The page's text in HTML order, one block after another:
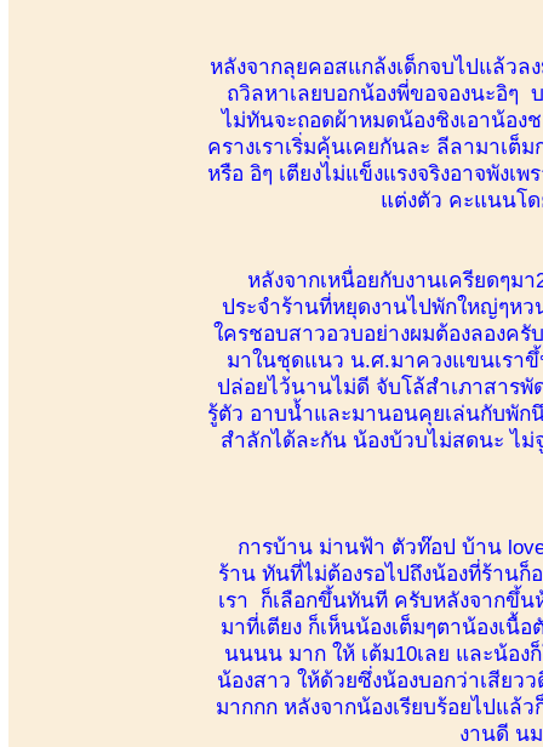
หลังจากลุยคอสแกล้งเด็กจบไปแล้ว
ถวิลหาเลยบอกน้องพี่ขอจองนะอิๆ
ไม่ทันจะถอดผ้าหมดน้องชิงเอาน้อ
ครางเราเริ่มคุ้นเคยกันละ ลีลามาเต็
หรือ อิๆ เตียงไม่แข็งแรงจริงอาจพัง
แต่งตัว คะแนนโ
หลังจากเหนื่อยกับงานเครียดๆ
ประจำร้านที่หยุดงานไปพักใหญ่ๆห
ใครชอบสาวอวบอย่างผมต้องลองค
มาในชุดแนว น.ศ.มาควงแขนเราขึ้
ปล่อยไว้นานไม่ดี จับโล้สำเภาสาร
รู้ตัว อาบน้ำและมานอนคุยเล่นกับพั
สำลักได้ละกัน น้องบ้วบไม่สดนะ ไ
การบ้าน ม่านฟ้า ตัวท๊อป บ้าน
ร้าน ทันที่ไม่ต้องรอไปถึงน้องที่ร้านก็
เรา ก็เลือกขึ้นทันที ครับหลังจากขึ้น
มาที่เตียง ก็เห็นน้องเต็มๆตาน้องเ
นนนน มาก ให้ เต้ม10เลย และน้อง
น้องสาว ให้ด้วยซึ่งน้องบอกว่าเสียวว
มากกก หลังจากน้องเรียบร้อยไปแล้
งานดี น